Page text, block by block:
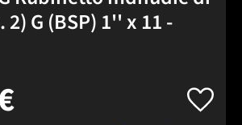
G (BSP) 1'' x 11 -